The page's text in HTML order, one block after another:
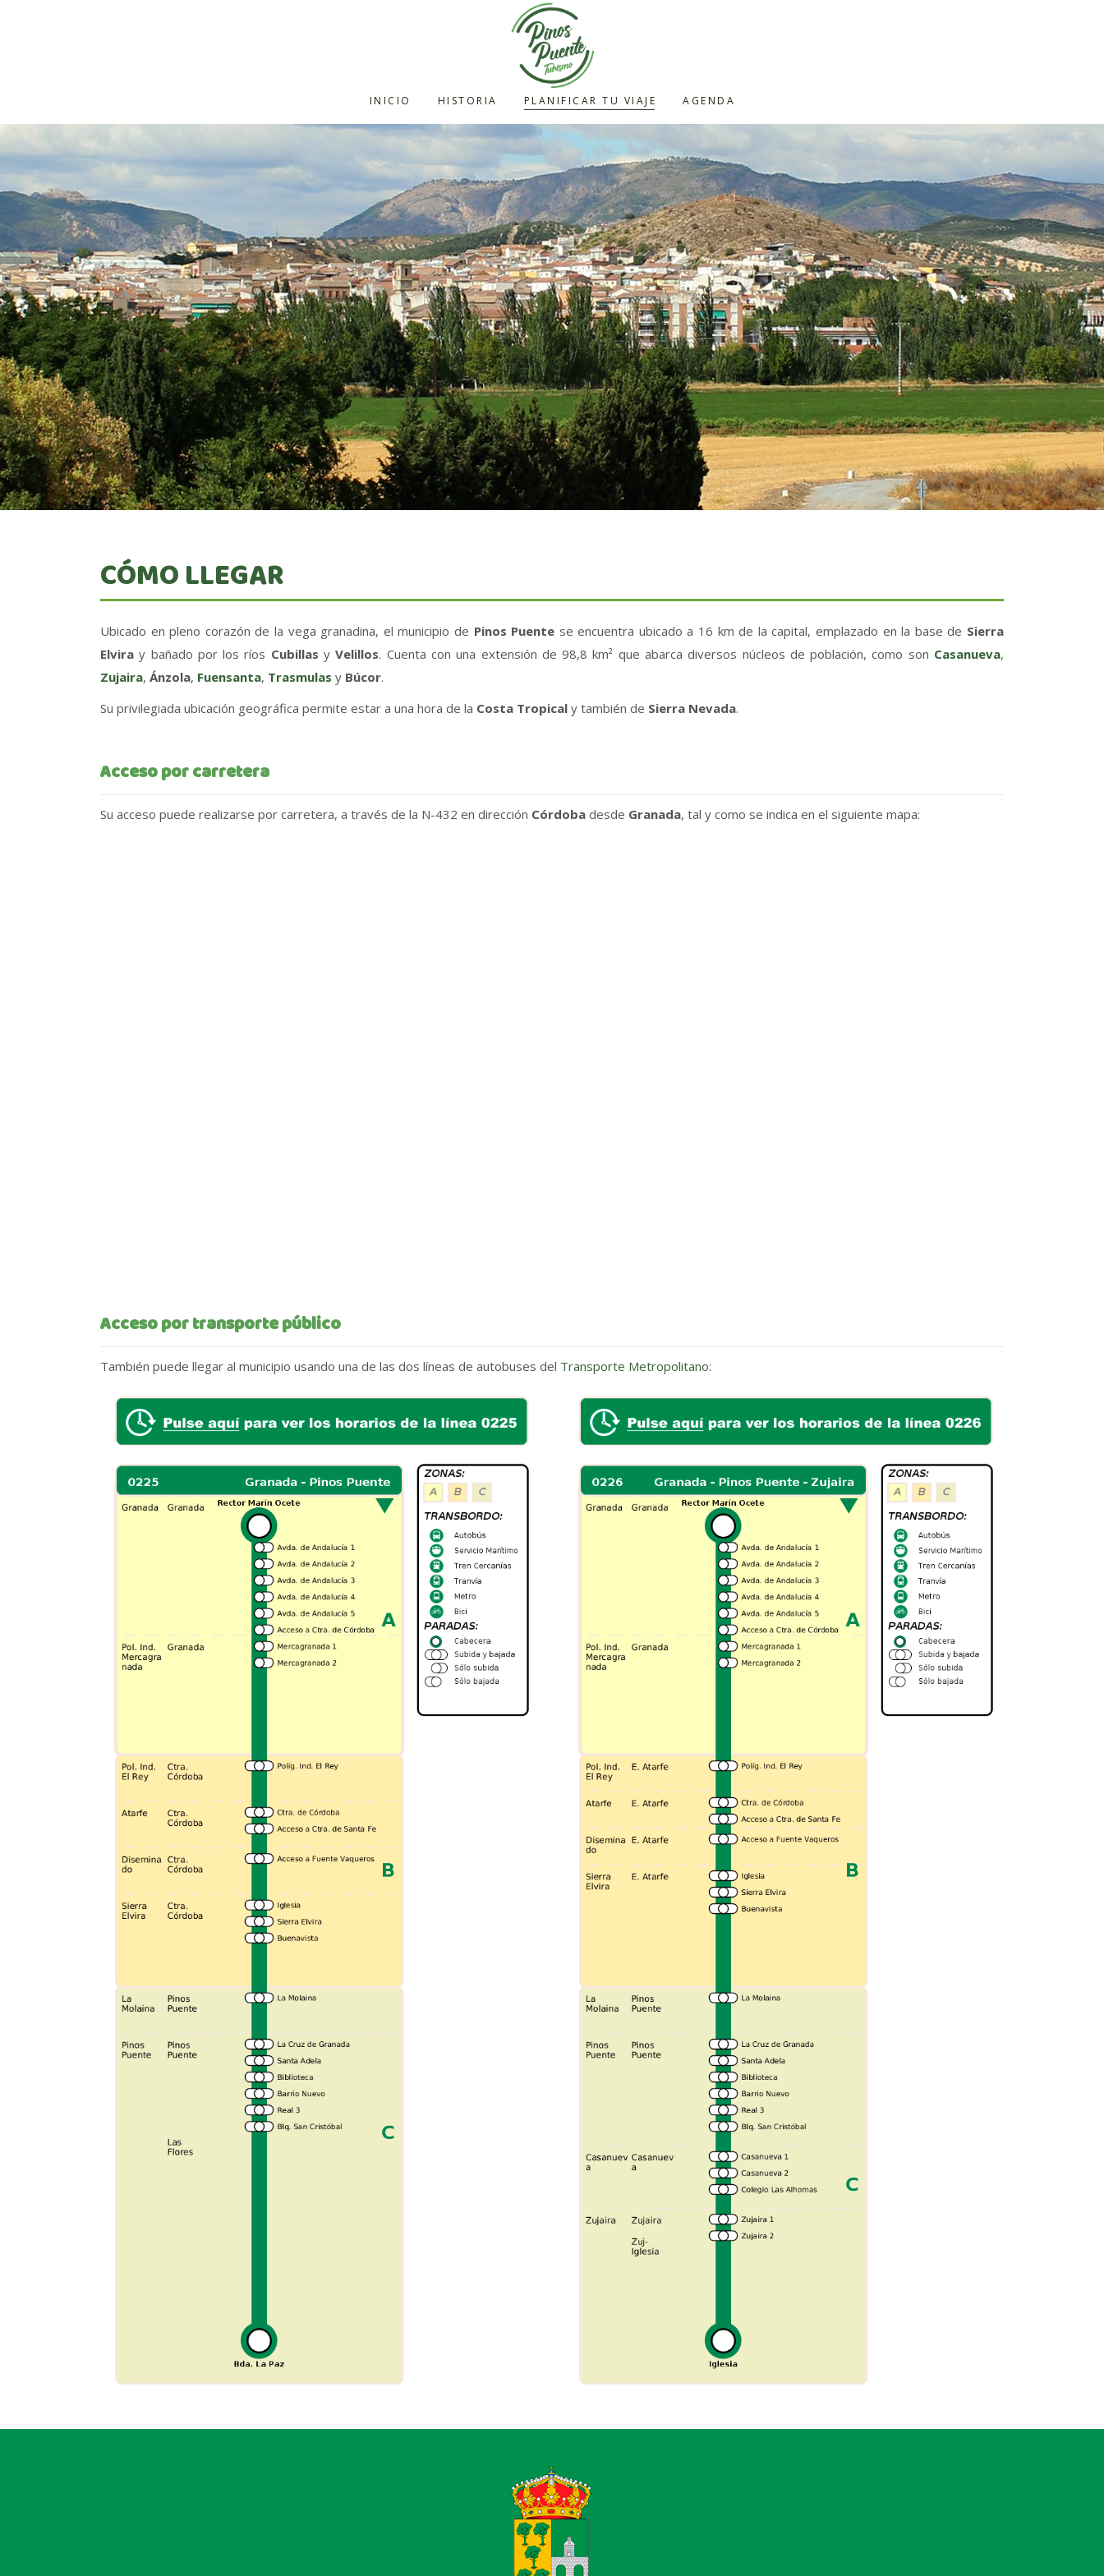
INICIO HISTORIA PLANIFICAR TU VIAJE AGENDA
CÓMO LLEGAR
Ubicado en pleno corazón de la vega granadina, el municipio de Pinos Puente se encuentra ubicado a 16 km de la capital, emplazado en la base de Sierra
Elvira y bañado por los ríos Cubillas yVelillos. Cuenta con una extensión de 98,8 km² que abarca diversos núcleos de población, como son Casanueva,
Zujaira, Ánzola, Fuensanta, Trasmulas y Búcor.
Su privilegiada ubicación geográfica permite estar a una hora de la Costa Tropical y también de Sierra Nevada.
Acceso por carretera
Su acceso puede realizarse por carretera, a través de la N-432 en dirección Córdoba desde Granada, tal y como se indica en el siguiente mapa:
Acceso por transporte público
También puede llegar al municipio usando una de las dos líneas de autobuses del Transporte Metropolitano: